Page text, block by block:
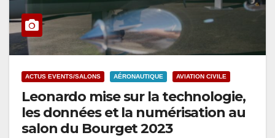
ACTUS EVENTS/SALONS AÉRONAUTIQUE AVIATION CIVILE
Leonardo mise sur la technologie,
les données et la numérisation au
salon du Bourget 2023